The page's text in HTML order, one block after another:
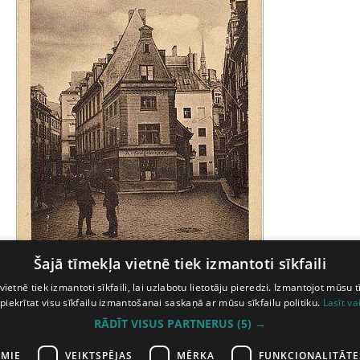
© Latvijas Nacionālā bibliotēka
Šajā tīmekļa vietnē tiek izmantoti sīkfaili
tiek izmantoti sīkfaili, lai uzlabotu lietotāju pieredzi. Izmantojot mūsu
visu sīkfailu izmantošanai saskaņā ar mūsu sīkfailu politiku. Lasīt
RĀDĪT VISUS PARTNERUS (5) →
VEIKTSPĒJAS MĒRĶA